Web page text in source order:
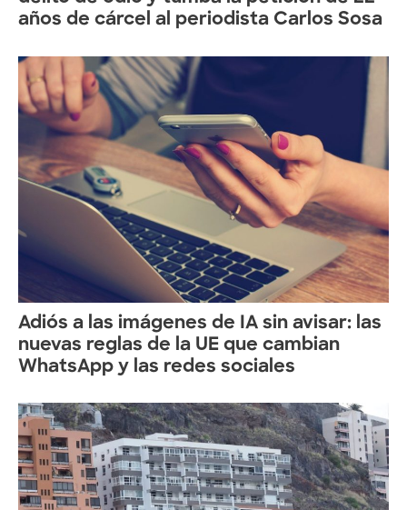
años de cárcel al periodista Carlos Sosa
Adiós a las imágenes de IA sin avisar: las
nuevas reglas de la UE que cambian
WhatsApp y las redes sociales